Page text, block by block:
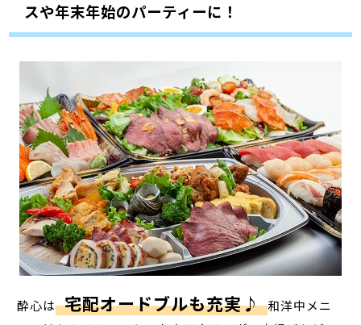
スや年末年始のパーティーに！
酔心は 宅配オードブルも充実♪ 和洋中メニ